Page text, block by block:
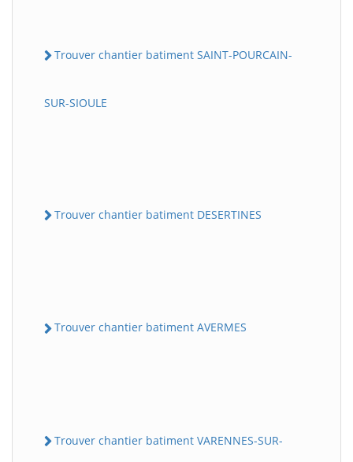
Trouver chantier batiment SAINT-POURCAIN-
SUR-SIOULE
Trouver chantier batiment DESERTINES
Trouver chantier batiment AVERMES
Trouver chantier batiment VARENNES-SUR-